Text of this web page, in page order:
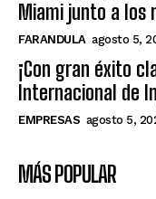
Miami junto a los
FARANDULA agosto 5,
¡Con gran éxito
Internacional de
EMPRESAS agosto 5,
MÁS POPULAR